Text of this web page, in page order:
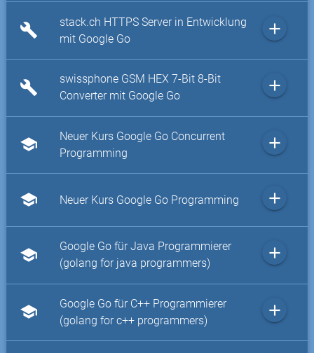
build
stack.ch HTTPS Server in Entwicklung
mit Google Go
add
build
swissphone GSM HEX 7-Bit 8-Bit
Converter mit Google Go
add
school
Neuer Kurs Google Go Concurrent
Programming
add
school Neuer Kurs Google Go Programming add
school
Google Go für Java Programmierer
(golang for java programmers)
add
school
Google Go für C++ Programmierer
(golang for c++ programmers)
add